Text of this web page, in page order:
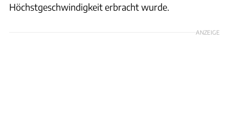
Höchstgeschwindigkeit erbracht wurde.
ANZEIGE